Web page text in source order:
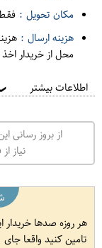
مکان تحویل :
هزینه ارسال :
محل از خریدار
اطلاعات بیشتر
از بروز
نیاز
هر روزه صدها خریدار
تامین کنید واقعا جای